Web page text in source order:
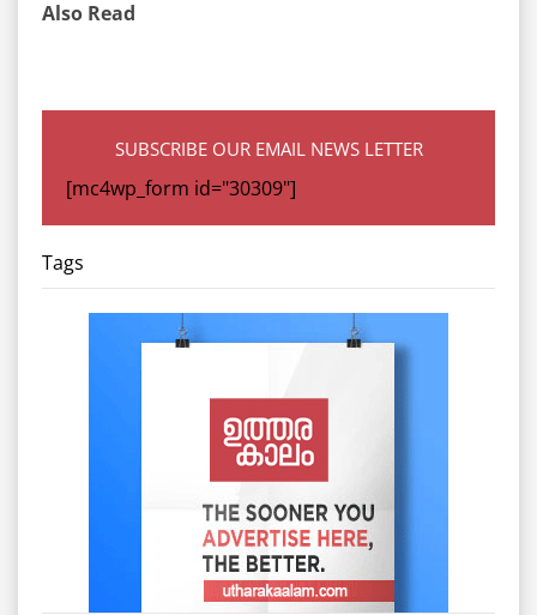
Also Read
SUBSCRIBE OUR EMAIL NEWS LETTER
[mc4wp_form id="30309"]
Tags